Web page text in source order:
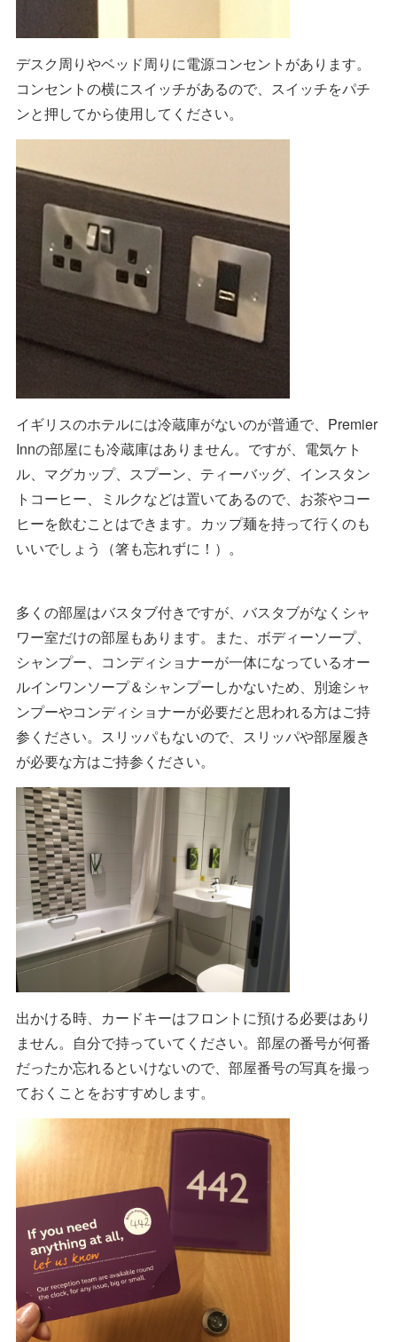
デスク周りやベッド周りに電源コンセントがあります。
コンセントの横にスイッチがあるので、スイッチをパチ
ンと押してから使用してください。
イギリスのホテルには冷蔵庫がないのが普通で、Premier
Innの部屋にも冷蔵庫はありません。ですが、電気ケト
ル、マグカップ、スプーン、ティーバッグ、インスタン
トコーヒー、ミルクなどは置いてあるので、お茶やコー
ヒーを飲むことはできます。カップ麺を持って行くのも
いいでしょう（箸も忘れずに！）。
多くの部屋はバスタブ付きですが、バスタブがなくシャ
ワー室だけの部屋もあります。また、ボディーソープ、
シャンプー、コンディショナーが一体になっているオー
ルインワンソープ＆シャンプーしかないため、別途シャ
ンプーやコンディショナーが必要だと思われる方はご持
参ください。スリッパもないので、スリッパや部屋履き
が必要な方はご持参ください。
出かける時、カードキーはフロントに預ける必要はあり
ません。自分で持っていてください。部屋の番号が何番
だったか忘れるといけないので、部屋番号の写真を撮っ
ておくことをおすすめします。